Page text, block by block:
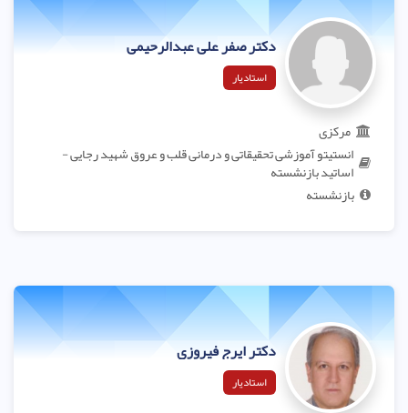
دکتر صفر علی عبدالرحیمی
استادیار
مرکزی
انستیتو آموزشی تحقیقاتی و درمانی قلب و عروق شهید رجایی -
اساتید بازنشسته
بازنشسته
دکتر ایرج فیروزی
استادیار